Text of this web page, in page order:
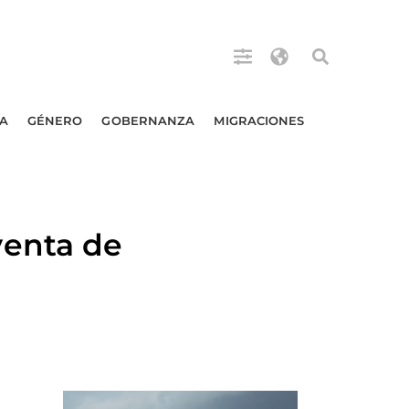
GÉNERO GOBERNANZA MIGRACIONES
de